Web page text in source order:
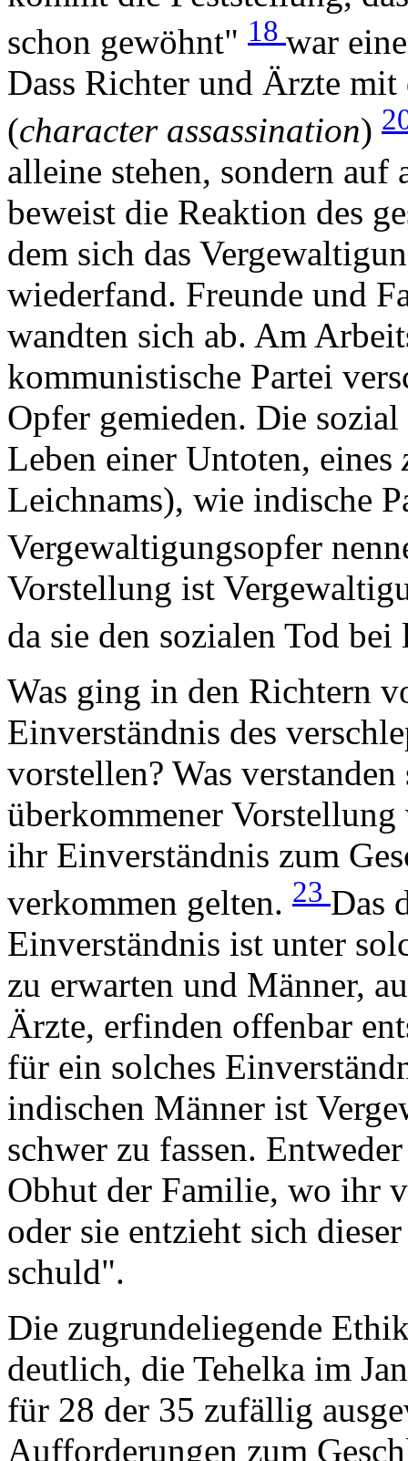
schon gewöhnt" 18 war
Dass Richter und Ärzte
(character assassination)
alleine stehen, sondern auf
beweist die Reaktion des
dem sich das
wiederfand. Freunde und
wandten sich ab. Am
kommunistische Partei
Opfer gemieden. Die
Leben einer Untoten, eines
Leichnams), wie indische
Vergewaltigungsopfer
Vorstellung ist
da sie den sozialen Tod
Was ging in den Richtern
Einverständnis des
vorstellen? Was
überkommener
ihr Einverständnis zum
verkommen gelten. 23 Das
Einverständnis ist unter
zu erwarten und Männer,
Ärzte, erfinden offenbar
für ein solches
indischen Männer ist
schwer zu fassen.
Obhut der Familie, wo ihr
oder sie entzieht sich
schuld".
Die zugrundeliegende
deutlich, die Tehelka im
für 28 der 35 zufällig
Aufforderungen zum